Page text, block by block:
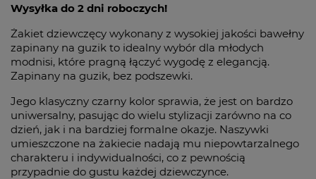
Wysyłka do 2 dni roboczych!
Żakiet dziewczęcy wykonany z wysokiej jakości bawełny
zapinany na guzik to idealny wybór dla młodych
modnisi, które pragną łączyć wygodę z elegancją.
Zapinany na guzik, bez podszewki.
Jego klasyczny czarny kolor sprawia, że jest on bardzo
uniwersalny, pasując do wielu stylizacji zarówno na co
dzień, jak i na bardziej formalne okazje. Naszywki
umieszczone na żakiecie nadają mu niepowtarzalnego
charakteru i indywidualności, co z pewnością
przypadnie do gustu każdej dziewczynce.